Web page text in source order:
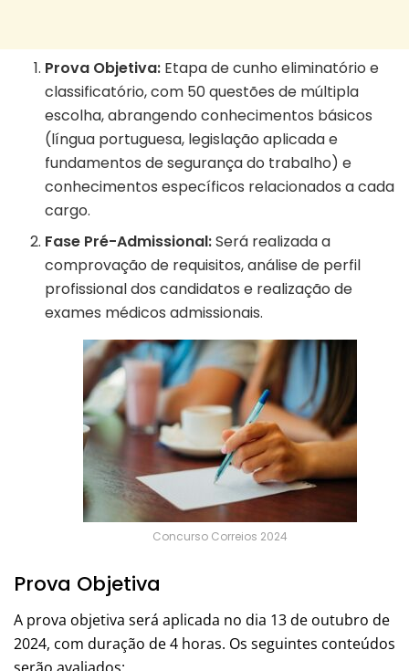
Prova Objetiva: Etapa de cunho eliminatório e
classificatório, com 50 questões de múltipla
escolha, abrangendo conhecimentos básicos
(língua portuguesa, legislação aplicada e
fundamentos de segurança do trabalho) e
conhecimentos específicos relacionados a cada
cargo.
Fase Pré-Admissional:Será realizada a
comprovação de requisitos, análise de perfil
profissional dos candidatos e realização de
exames médicos admissionais.
Concurso Correios 2024
Prova Objetiva
A prova objetiva será aplicada no dia 13 de outubro de
2024, com duração de 4 horas. Os seguintes conteúdos